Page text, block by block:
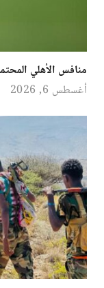
منافس الأهلي
أغسطس 6, 2026